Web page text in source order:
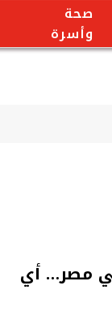
صحة
وأسرة
مصر… أي